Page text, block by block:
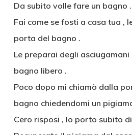
Da subito volle fare un bagno .
Fai come se fosti a casa tua ,
porta del bagno .
Le preparai degli
bagno libero .
Poco dopo mi chiamò dalla
bagno chiedendomi un
Cero risposi , lo porto subito